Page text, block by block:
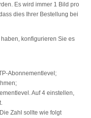
Es wird immer 1 Bild pro
dies Ihrer Bestellung bei
haben, konfigurieren Sie es
Abonnementlevel;
Auf 4 einstellen,
Zahl sollte wie folgt